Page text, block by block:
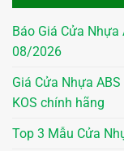
Báo Giá Cửa
08/2026
Giá Cửa Nhựa
KOS chính hãng
Top 3 Mẫu Cửa